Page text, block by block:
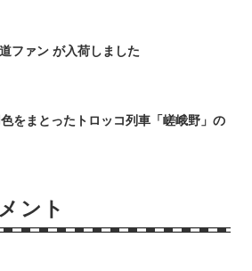
ファン が入荷しました
をまとったトロッコ列車「嵯峨野」の
ント